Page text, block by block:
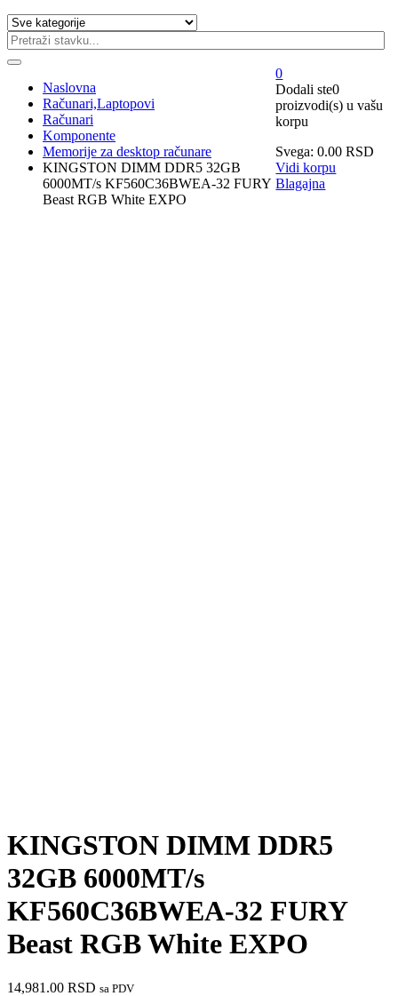
0
Dodali ste0
proizvodi(s) u vašu
korpu
Svega: 0.00RSD
Vidi korpu
Blagajna
Naslovna
Računari,Laptopovi
Računari
Komponente
Memorije za desktop računare
KINGSTON DIMM DDR5 32GB
6000MT/s KF560C36BWEA-32 FURY
Beast RGB White EXPO
KINGSTON DIMM DDR5
32GB 6000MT/s
KF560C36BWEA-32 FURY
Beast RGB White EXPO
14,981.00 RSD sa PDV